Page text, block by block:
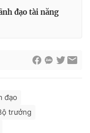
tử số 483/GP-BTTTT
Phạm Quốc Thắng,
đạo tài năng
đạo
trưởng